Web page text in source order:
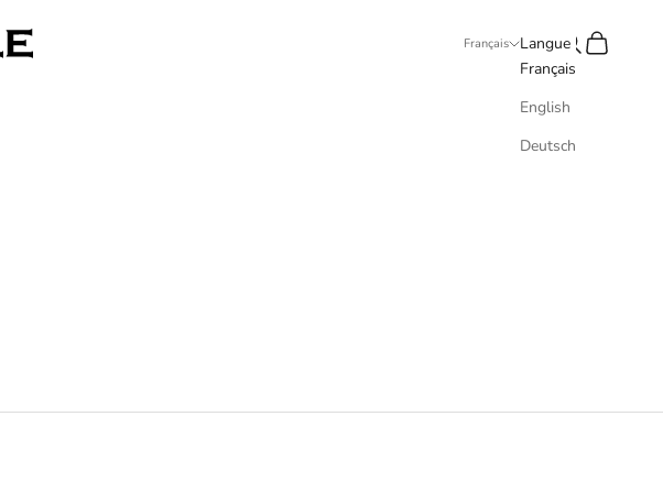
Français
Langue
Français
English
Deutsch
Recherche
Panier